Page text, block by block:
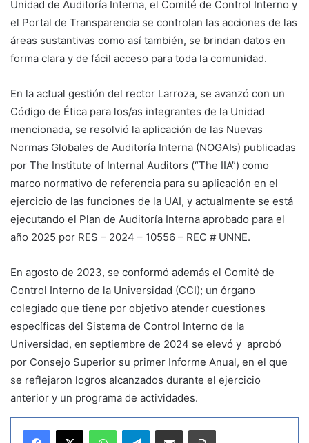
Unidad de Auditoría Interna, el Comité de Control Interno y
el Portal de Transparencia se controlan las acciones de las
áreas sustantivas como así también, se brindan datos en
forma clara y de fácil acceso para toda la comunidad.
En la actual gestión del rector Larroza, se avanzó con un
Código de Ética para los/as integrantes de la Unidad
mencionada, se resolvió la aplicación de las Nuevas
Normas Globales de Auditoría Interna (NOGAIs) publicadas
por The Institute of Internal Auditors (“The IIA”) como
marco normativo de referencia para su aplicación en el
ejercicio de las funciones de la UAI, y actualmente se está
ejecutando el Plan de Auditoría Interna aprobado para el
año 2025 por RES – 2024 – 10556 – REC # UNNE.
En agosto de 2023, se conformó además el Comité de
Control Interno de la Universidad (CCI); un órgano
colegiado que tiene por objetivo atender cuestiones
específicas del Sistema de Control Interno de la
Universidad, en septiembre de 2024 se elevó y aprobó
por Consejo Superior su primer Informe Anual, en el que
se reflejaron logros alcanzados durante el ejercicio
anterior y un programa de actividades.
Telegram